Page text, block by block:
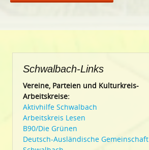
Schwalbach-Links
Vereine, Parteien und Kulturkreis-
Arbeitskreise:
Aktivhilfe Schwalbach
Arbeitskreis Lesen
B90/Die Grünen
Deutsch-Ausländische Gemeinschaft